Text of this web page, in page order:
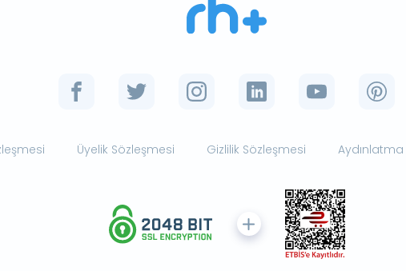
Üyelik Sözleşmesi Gizlilik Sözleşmesi